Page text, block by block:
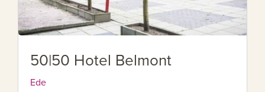
50|50 Hotel Belmont
Ede